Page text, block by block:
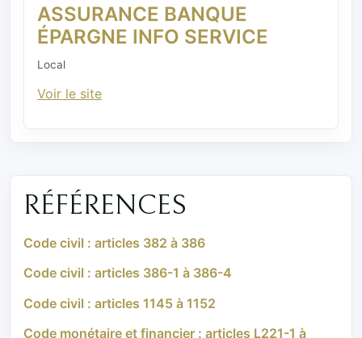
ASSURANCE BANQUE
ÉPARGNE INFO SERVICE
Local
Voir le site
RÉFÉRENCES
Code civil : articles 382 à 386
Code civil : articles 386-1 à 386-4
Code civil : articles 1145 à 1152
Code monétaire et financier : articles L221-1 à